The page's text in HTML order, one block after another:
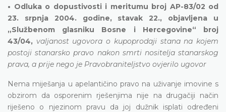
• Odluka o dopustivosti i meritumu broj AP-83/02 od
23. srpnja 2004. godine, stavak 22., objavljena u
„Službenom glasniku Bosne i Hercegovine“ broj
43/04, valjanost ugovora o kupoprodaji stana na kojem
postoji stanarsko pravo nakon smrti nositelja stanarskog
prava, a prije nego je Pravobraniteljstvo ovjerilo ugovor
Nema miješanja u apelantičino pravo na uživanje imovine s
obzirom da osporenim rješenjima nije na drugačiji način
riješeno o njezinom pravu da joj dužnik isplati određeni